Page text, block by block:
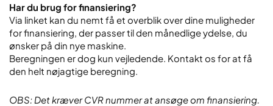
Har du brug for finansiering?
Via linket kan du nemt få et overblik over dine muligheder
for finansiering, der passer til den månedlige ydelse, du
ønsker på din nye maskine.
Beregningen er dog kun vejledende. Kontakt os for at få
den helt nøjagtige beregning.
OBS: Det kræver CVR nummer at ansøge om finansiering.